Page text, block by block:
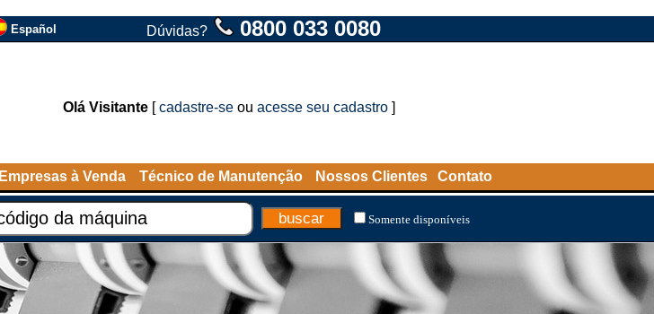
Español Dúvidas? 0800 033 0080
Olá Visitante [cadastre-se ou acesse seu cadastro ]
Empresas à Venda Técnico de Manutenção Nossos Clientes Contato
Somente disponíveis